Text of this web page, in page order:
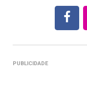
PUBLICIDADE